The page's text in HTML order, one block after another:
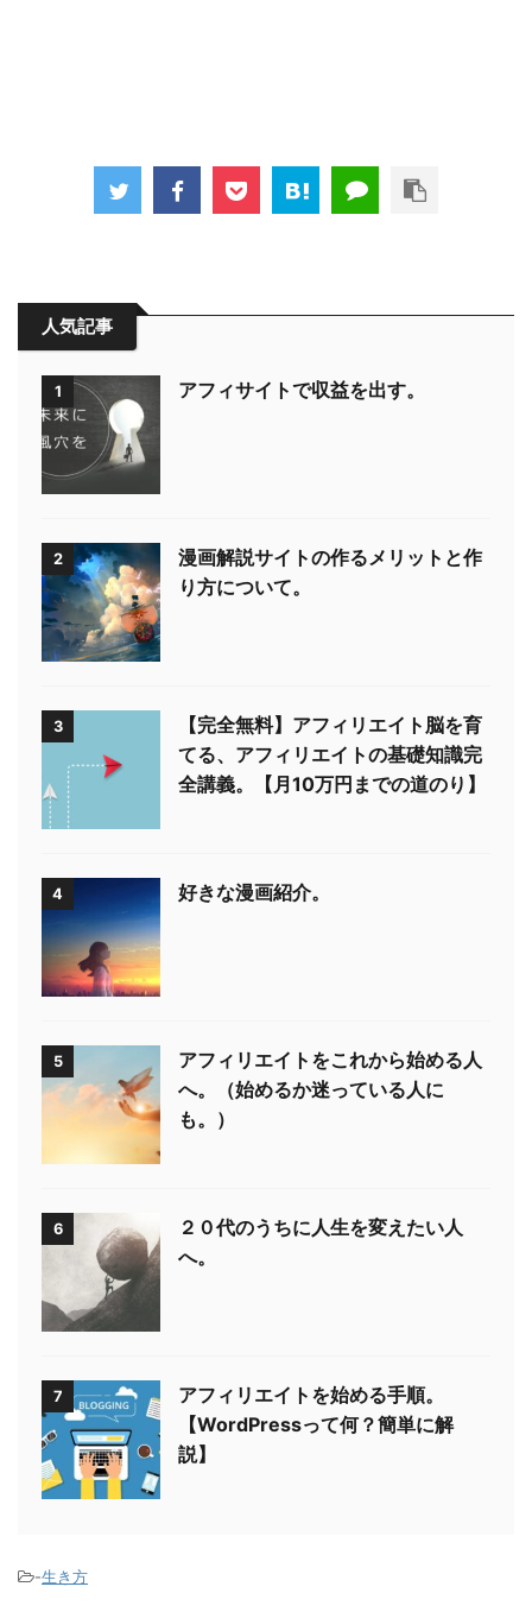
人気記事
1 アフィサイトで収益を出す。
2
漫画解説サイトの作るメリットと作
り方について。
3
【完全無料】アフィリエイト脳を育
てる、アフィリエイトの基礎知識完
全講義。【月10万円までの道のり】
4 好きな漫画紹介。
5
アフィリエイトをこれから始める人
へ。（始めるか迷っている人に
も。）
6
２０代のうちに人生を変えたい人
へ。
7
アフィリエイトを始める手順。
【WordPressって何？簡単に解
説】
-生き方